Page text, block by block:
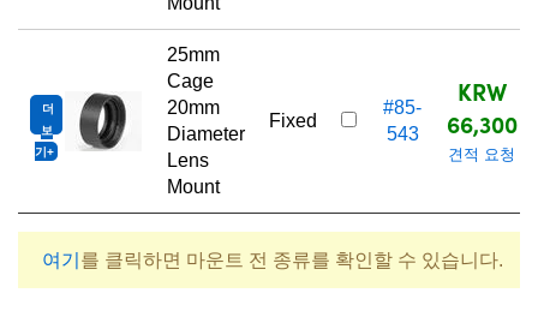
더
보
기
25mm
Cage
20mm
Diameter
Lens
Mount
Fixed
#85-
543
KRW
66,300
견적 요청
여기 를 클릭하면 마운트 전 종류를 확인할 수 있습니다.